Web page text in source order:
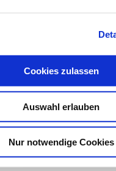
Cookies zulassen
Auswahl erlauben
Nur notwendige Cookies
nicht trocknergeeignet,
bleichen.